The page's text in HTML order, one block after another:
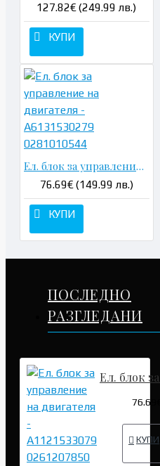
127.82€ (249.99 лв.)
КУПИ
Ел. блок за управление на двигателя - A6131530279 0281010544
76.69€ (149.99 лв.)
КУПИ
ПОСЛЕДНО
РАЗГЛЕДАНИ
Ел. блок
КУПИ